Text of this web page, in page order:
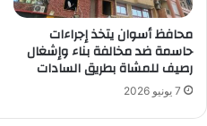
محافظ أسوان يتخذ إجراءات
حاسمة ضد مخالفة بناء وإشغال
رصيف للمشاة بطريق السادات
7 يونيو 2026